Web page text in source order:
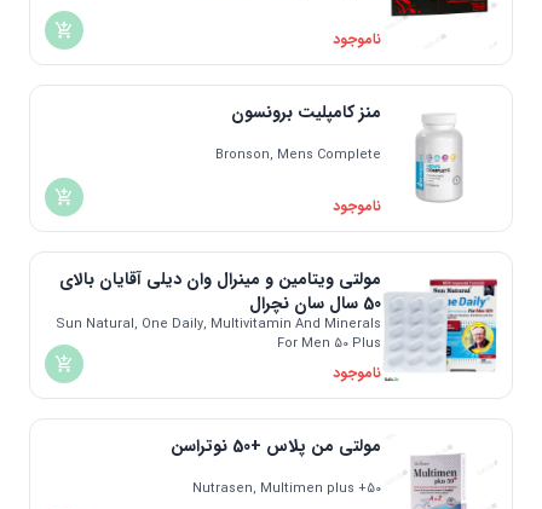
ناموجود
منز کامپلیت برونسون
Bronson, Mens Complete
ناموجود
مولتی ویتامین و مینرال وان دیلی آقایان بالای
50 سال سان نچرال
Sun Natural, One Daily, Multivitamin And Minerals
For Men 50 Plus
ناموجود
مولتی من پلاس +50 نوتراسن
Nutrasen, Multimen plus +50